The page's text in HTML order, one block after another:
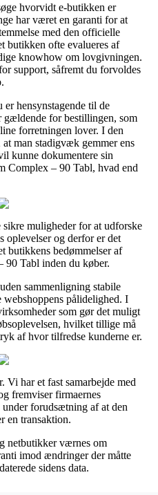
hvorvidt e-butikken er
har været en garanti for at
med den officielle
butikken ofte evalueres af
knowhow om lovgivningen.
support, såfremt du forvoldes
er hensynstagende til de
gældende for bestillingen, som
forretningen lover. I den
man stadigvæk gemmer ens
kunne dokumentere sin
Complex – 90 Tabl, hvad end
muligheder for at udforske
oplevelser og derfor er det
butikkens bedømmelser af
90 Tabl inden du køber.
sammenligning stabile
pålidelighed. I
som gør det muligt
hvilket tillige må
af hvor tilfredse kunderne er.
Vi har et fast samarbejde med
fremviser firmaernes
forudsætning af at den
en transaktion.
netbutikker værnes om
imod ændringer der måtte
sidens data.